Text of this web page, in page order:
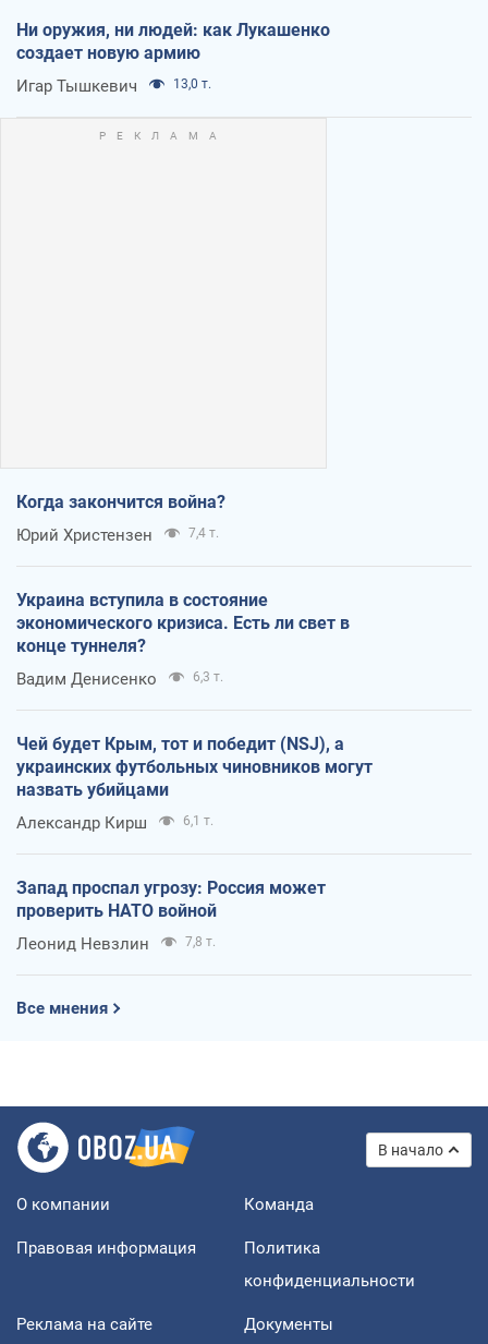
Ни оружия, ни людей: как Лукашенко
создает новую армию
Игар Тышкевич 13,0 т.
Когда закончится война?
Юрий Христензен 7,4 т.
Украина вступила в состояние
экономического кризиса. Есть ли свет в
конце туннеля?
Вадим Денисенко 6,3 т.
Чей будет Крым, тот и победит (NSJ), а
украинских футбольных чиновников могут
назвать убийцами
Александр Кирш 6,1 т.
Запад проспал угрозу: Россия может
проверить НАТО войной
Леонид Невзлин 7,8 т.
Все мнения
В начало
О компании Команда
Правовая информация
Политика
конфиденциальности
Реклама на сайте Документы